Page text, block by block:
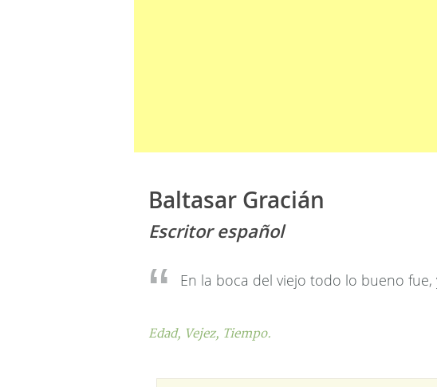
Baltasar Gracián
Escritor español
En la boca del viejo todo lo bueno
Edad, Vejez, Tiempo.